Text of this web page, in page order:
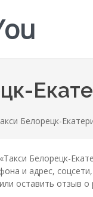
Белорецк-
Белорецк-
и адрес,
оставить отзыв о